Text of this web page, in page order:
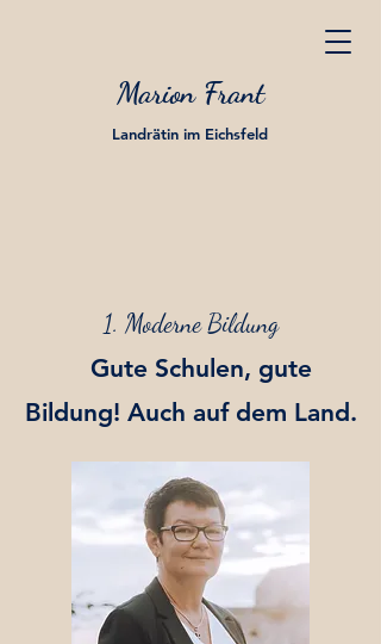
Marion Frant
Landrätin im Eichsfeld
1. Moderne Bildung
Gute Schulen, gute
Bildung! Auch auf dem Land.